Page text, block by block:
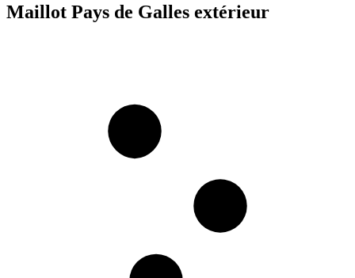
Maillot Pays de Galles extérieur